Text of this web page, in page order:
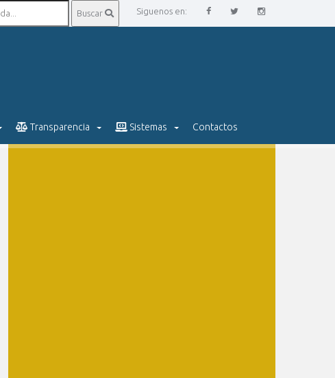
Siguenos en:
Buscar
Transparencia Sistemas Contactos